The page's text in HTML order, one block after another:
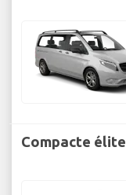
Compacte élite